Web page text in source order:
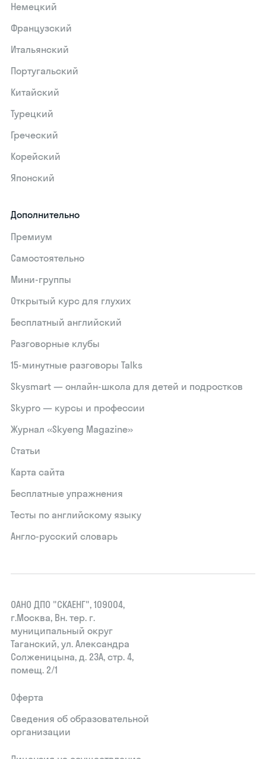
Немецкий
Французский
Итальянский
Португальский
Китайский
Турецкий
Греческий
Корейский
Японский
Дополнительно
Премиум
Самостоятельно
Мини-группы
Открытый курс для глухих
Бесплатный английский
Разговорные клубы
15‑минутные разговоры Talks
Skysmart — онлайн-школа для детей и подростков
Skypro — курсы и профессии
Журнал «Skyeng Magazine»
Статьи
Карта сайта
Бесплатные упражнения
Тесты по английскому языку
Англо-русский словарь
ОАНО ДПО "СКАЕНГ", 109004,
г.Москва, Вн. тер. г.
муниципальный округ
Таганский, ул. Александра
Солженицына, д. 23А, стр. 4,
помещ. 2/1
Оферта
Сведения об образовательной
организации